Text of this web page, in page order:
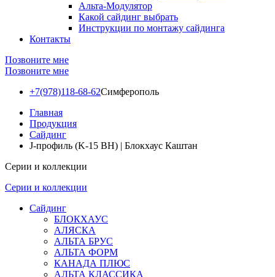
Альта-Модулятор
Какой сайдинг выбрать
Инструкции по монтажу сайдинга
Контакты
Позвоните мне
Позвоните мне
+7(978)118-68-62Симферополь
Главная
Продукция
Сайдинг
J-профиль (K-15 BH) | Блокхаус Каштан
Серии и коллекции
Серии и коллекции
Сайдинг
БЛОКХАУС
АЛЯСКА
АЛЬТА БРУС
АЛЬТА ФОРМ
КАНАДА ПЛЮС
АЛЬТА КЛАССИКА